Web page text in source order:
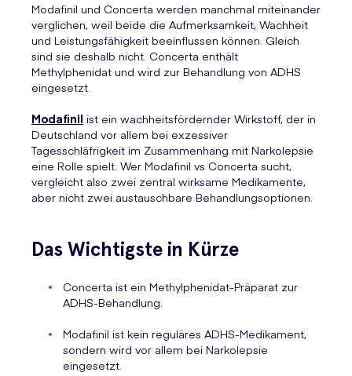
Modafinil und Concerta werden manchmal miteinander
verglichen, weil beide die Aufmerksamkeit, Wachheit
und Leistungsfähigkeit beeinflussen können. Gleich
sind sie deshalb nicht. Concerta enthält
Methylphenidat und wird zur Behandlung von ADHS
eingesetzt.
Modafinil ist ein wachheitsfördernder Wirkstoff, der in
Deutschland vor allem bei exzessiver
Tagesschläfrigkeit im Zusammenhang mit Narkolepsie
eine Rolle spielt. Wer Modafinil vs Concerta sucht,
vergleicht also zwei zentral wirksame Medikamente,
aber nicht zwei austauschbare Behandlungsoptionen.
Das Wichtigste in Kürze
Concerta ist ein Methylphenidat-Präparat zur
ADHS-Behandlung.
Modafinil ist kein reguläres ADHS-Medikament,
sondern wird vor allem bei Narkolepsie
eingesetzt.